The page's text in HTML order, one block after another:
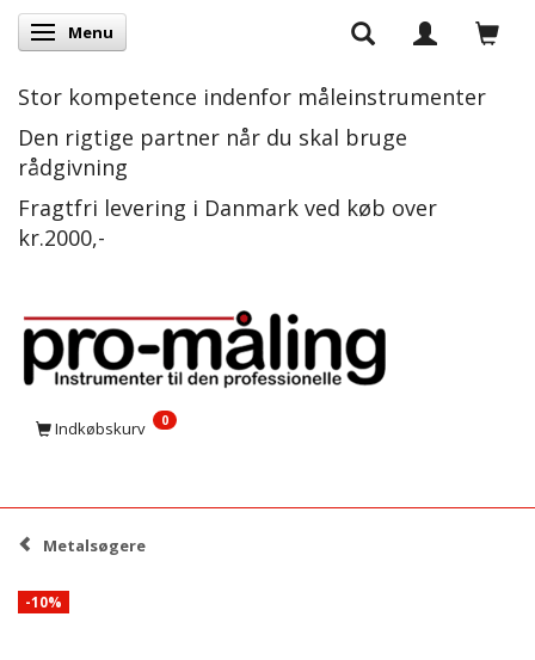
Skifte navigation
Menu
Stor kompetence indenfor måleinstrumenter
Den rigtige partner når du skal bruge
rådgivning
Fragtfri levering i Danmark ved køb over
kr.2000,-
Indkøbskurv 0
Metalsøgere
-10%